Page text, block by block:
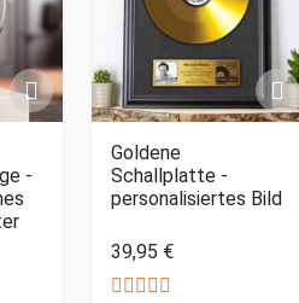
-
Goldene
Schallplatte -
personalisiertes Bild
39,95 €